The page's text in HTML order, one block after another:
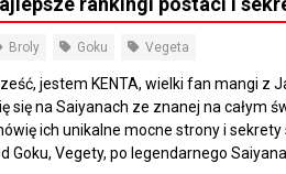
Broly Goku Vegeta
jestem KENTA, wielki fan mangi z
się na Saiyanach ze znanej na całym
ich unikalne mocne strony i
Goku, Vegety, po legendarnego